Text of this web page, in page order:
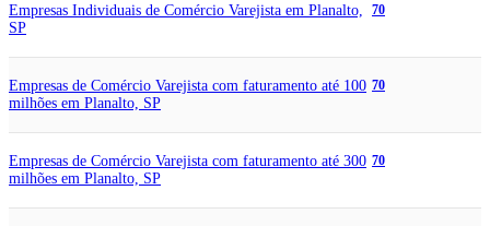
Empresas Individuais de Comércio Varejista em Planalto,
SP
70
Empresas de Comércio Varejista com faturamento até 100
milhões em Planalto, SP
70
Empresas de Comércio Varejista com faturamento até 300
milhões em Planalto, SP
70